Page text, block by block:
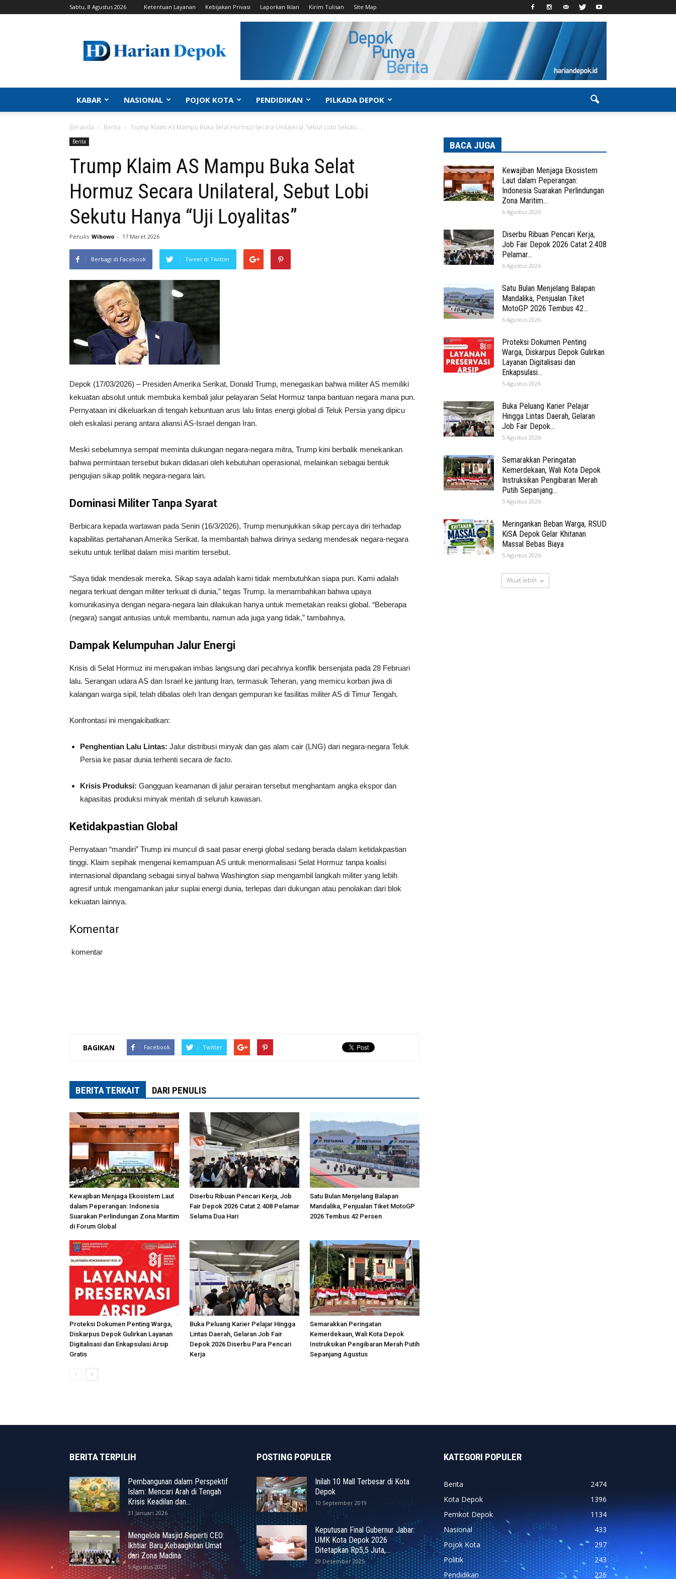
Sabtu, 8 Agustus 2026 Ketentuan Layanan Kebijakan Privasi Laporkan Iklan Kirim Tulisan Site Map
Depok
|
Kabar
Depok,
Info
Depok
KABAR NASIONAL POJOK KOTA PENDIDIKAN PILKADA DEPOK
Beranda Berita Trump Klaim AS Mampu Buka Selat Hormuz Secara Unilateral, Sebut Lobi Sekutu...
Berita
Trump Klaim AS Mampu Buka Selat
Hormuz Secara Unilateral, Sebut Lobi
Sekutu Hanya “Uji Loyalitas”
Penulis Wibowo - 17 Maret 2026
Berbagi di Facebook Tweet di Twitter
Depok (17/03/2026) – Presiden Amerika Serikat, Donald Trump, menegaskan bahwa militer AS memiliki
kekuatan absolut untuk membuka kembali jalur pelayaran Selat Hormuz tanpa bantuan negara mana pun.
Pernyataan ini dikeluarkan di tengah kebuntuan arus lalu lintas energi global di Teluk Persia yang dipicu
oleh eskalasi perang antara aliansi AS-Israel dengan Iran.
Meski sebelumnya sempat meminta dukungan negara-negara mitra, Trump kini berbalik menekankan
bahwa permintaan tersebut bukan didasari oleh kebutuhan operasional, melainkan sebagai bentuk
pengujian sikap politik negara-negara lain.
Dominasi Militer Tanpa Syarat
Berbicara kepada wartawan pada Senin (16/3/2026), Trump menunjukkan sikap percaya diri terhadap
kapabilitas pertahanan Amerika Serikat. Ia membantah bahwa dirinya sedang mendesak negara-negara
sekutu untuk terlibat dalam misi maritim tersebut.
“Saya tidak mendesak mereka. Sikap saya adalah kami tidak membutuhkan siapa pun. Kami adalah
negara terkuat dengan militer terkuat di dunia,” tegas Trump. Ia menambahkan bahwa upaya
komunikasinya dengan negara-negara lain dilakukan hanya untuk memetakan reaksi global. “Beberapa
(negara) sangat antusias untuk membantu, namun ada juga yang tidak,” tambahnya.
Dampak Kelumpuhan Jalur Energi
Krisis di Selat Hormuz ini merupakan imbas langsung dari pecahnya konflik bersenjata pada 28 Februari
lalu. Serangan udara AS dan Israel ke jantung Iran, termasuk Teheran, yang memicu korban jiwa di
kalangan warga sipil, telah dibalas oleh Iran dengan gempuran ke fasilitas militer AS di Timur Tengah.
Konfrontasi ini mengakibatkan:
Penghentian Lalu Lintas: Jalur distribusi minyak dan gas alam cair (LNG) dari negara-negara Teluk
Persia ke pasar dunia terhenti secara de facto.
Krisis Produksi: Gangguan keamanan di jalur perairan tersebut menghantam angka ekspor dan
kapasitas produksi minyak mentah di seluruh kawasan.
Ketidakpastian Global
Pernyataan “mandiri” Trump ini muncul di saat pasar energi global sedang berada dalam ketidakpastian
tinggi. Klaim sepihak mengenai kemampuan AS untuk menormalisasi Selat Hormuz tanpa koalisi
internasional dipandang sebagai sinyal bahwa Washington siap mengambil langkah militer yang lebih
agresif untuk mengamankan jalur suplai energi dunia, terlepas dari dukungan atau penolakan dari blok
kekuatan lainnya.
Komentar
komentar
BAGIKAN Facebook Twitter
BERITA TERKAIT DARI PENULIS
Kewajiban Menjaga Ekosistem Laut
dalam Peperangan: Indonesia
Suarakan Perlindungan Zona Maritim
di Forum Global
Diserbu Ribuan Pencari Kerja, Job
Fair Depok 2026 Catat 2.408 Pelamar
Selama Dua Hari
Satu Bulan Menjelang Balapan
Mandalika, Penjualan Tiket MotoGP
2026 Tembus 42 Persen
Proteksi Dokumen Penting Warga,
Diskarpus Depok Gulirkan Layanan
Digitalisasi dan Enkapsulasi Arsip
Gratis
Buka Peluang Karier Pelajar Hingga
Lintas Daerah, Gelaran Job Fair
Depok 2026 Diserbu Para Pencari
Kerja
Semarakkan Peringatan
Kemerdekaan, Wali Kota Depok
Instruksikan Pengibaran Merah Putih
Sepanjang Agustus
BACA JUGA
Kewajiban Menjaga Ekosistem
Laut dalam Peperangan:
Indonesia Suarakan Perlindungan
Zona Maritim...
6 Agustus 2026
Diserbu Ribuan Pencari Kerja,
Job Fair Depok 2026 Catat 2.408
Pelamar...
6 Agustus 2026
Satu Bulan Menjelang Balapan
Mandalika, Penjualan Tiket
MotoGP 2026 Tembus 42...
6 Agustus 2026
Proteksi Dokumen Penting
Warga, Diskarpus Depok Gulirkan
Layanan Digitalisasi dan
Enkapsulasi...
5 Agustus 2026
Buka Peluang Karier Pelajar
Hingga Lintas Daerah, Gelaran
Job Fair Depok...
5 Agustus 2026
Semarakkan Peringatan
Kemerdekaan, Wali Kota Depok
Instruksikan Pengibaran Merah
Putih Sepanjang...
5 Agustus 2026
Meringankan Beban Warga, RSUD
KiSA Depok Gelar Khitanan
Massal Bebas Biaya
5 Agustus 2026
Muat lebih
BERITA TERPILIH
Pembangunan dalam Perspektif
Islam: Mencari Arah di Tengah
Krisis Keadilan dan...
31 Januari 2026
Mengelola Masjid Seperti CEO:
Ikhtiar Baru Kebangkitan Umat
dari Zona Madina
5 Agustus 2025
POSTING POPULER
Inilah 10 Mall Terbesar di Kota
Depok
10 September 2019
Keputusan Final Gubernur Jabar:
UMK Kota Depok 2026
Ditetapkan Rp5,5 Juta,...
29 Desember 2025
KATEGORI POPULER
Berita
2474
Kota Depok
1396
Pemkot Depok
1134
Nasional
433
Pojok Kota
297
Politik
243
Pendidikan
226